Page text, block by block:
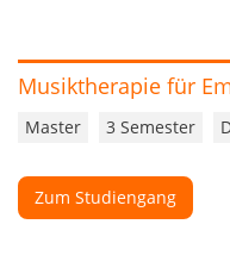
Musiktherapie für
Master 3 Semester
Zum Studiengang